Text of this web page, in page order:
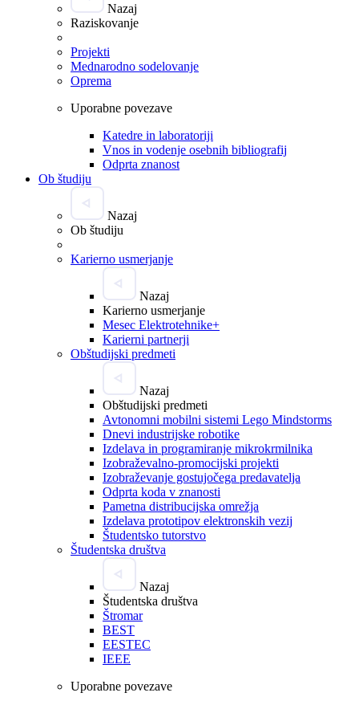
Nazaj
Raziskovanje
Projekti
Mednarodno sodelovanje
Oprema
Uporabne povezave
Katedre in laboratoriji
Vnos in vodenje osebnih bibliografij
Odprta znanost
Ob študiju
Nazaj
Ob študiju
Karierno usmerjanje
Nazaj
Karierno usmerjanje
Mesec Elektrotehnike+
Karierni partnerji
Obštudijski predmeti
Nazaj
Obštudijski predmeti
Avtonomni mobilni sistemi Lego Mindstorms
Dnevi industrijske robotike
Izdelava in programiranje mikrokrmilnika
Izobraževalno-promocijski projekti
Izobraževanje gostujočega predavatelja
Odprta koda v znanosti
Pametna distribucijska omrežja
Izdelava prototipov elektronskih vezij
Študentsko tutorstvo
Študentska društva
Nazaj
Študentska društva
Štromar
BEST
EESTEC
IEEE
Uporabne povezave